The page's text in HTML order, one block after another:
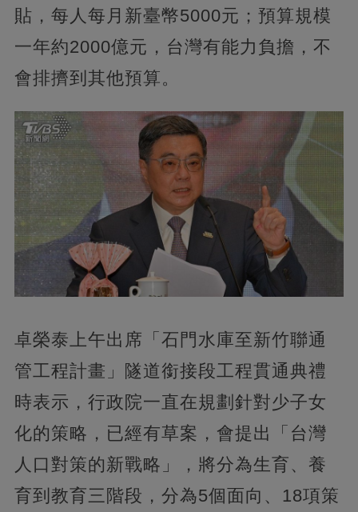
貼，每人每月新臺幣5000元；預算規模
一年約2000億元，台灣有能力負擔，不
會排擠到其他預算。
卓榮泰上午出席「石門水庫至新竹聯通
管工程計畫」隧道銜接段工程貫通典禮
時表示，行政院一直在規劃針對少子女
化的策略，已經有草案，會提出「台灣
人口對策的新戰略」，將分為生育、養
育到教育三階段，分為5個面向、18項策